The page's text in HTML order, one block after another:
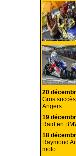
20
Gros
Angers
19
Raid en
18
Raymond
moto